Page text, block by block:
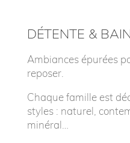
DÉTENTE &
Ambiances épurées
reposer.
Chaque famille est
styles : naturel,
minéral…